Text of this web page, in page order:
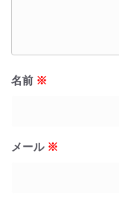
名前 ※
メール ※